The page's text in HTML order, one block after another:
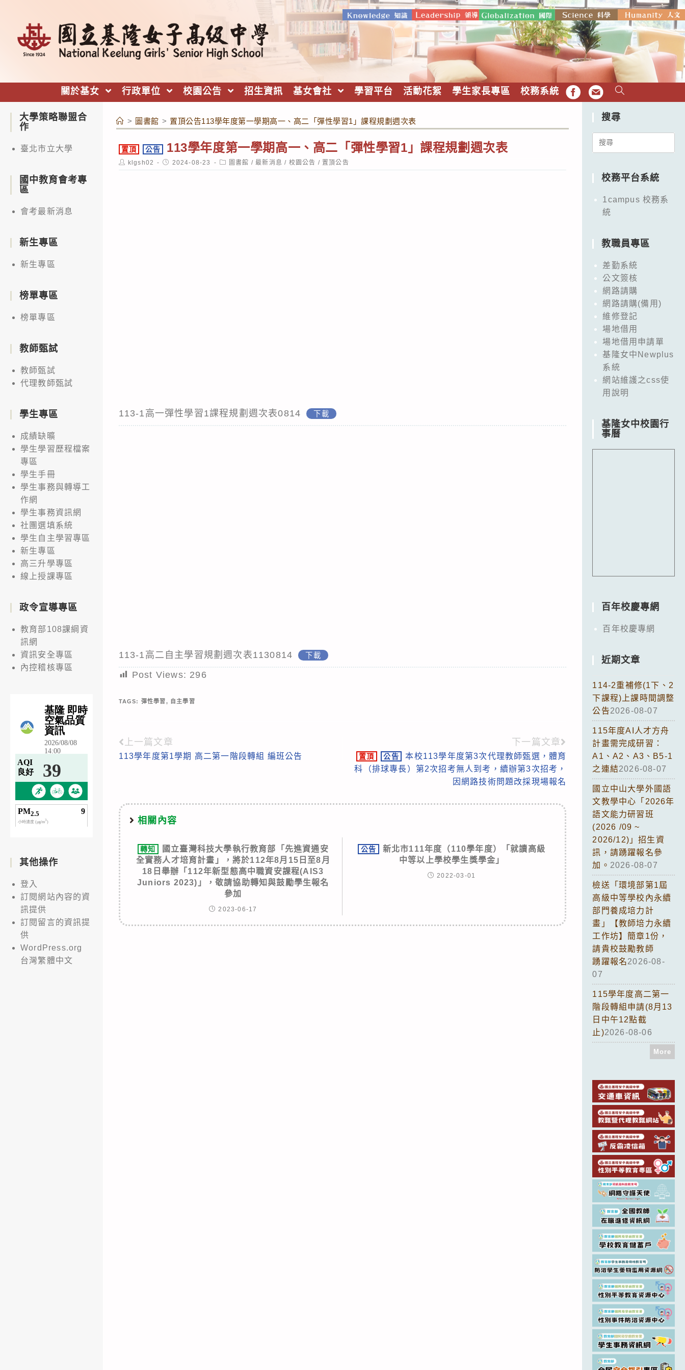
關於基女 行政單位 校園公告 招生資訊 基女會社 學習平台 活動花絮 學生家長專區 校務系統 FB EMAIL
> 圖書館 > 置頂公告113學年度第一學期高一、高二「彈性學習1」課程規劃週次表
置頂 公告 113學年度第一學期高一、高二「彈性學習1」課程規劃週次表
Post
author:
klgsh02
Post
published:
2024-08-23
Post
category:
圖書館 / 最新消息 / 校園公告 / 置頂公告
113-1高一彈性學習1課程規劃週次表0814 下載
113-1高二自主學習規劃週次表1130814 下載
Post Views: 296
TAGS: 彈性學習, 自主學習
Read
more
上一篇文章
113學年度第1學期 高二第一階段轉組 編班公告
下一篇文章
置頂 公告
本校113學年度第3次代理教師甄選，體育
科（排球專長）第2次招考無人到考，續辦第3次招考，
因網路技術問題改採現場報名
相關內容
轉知
國立臺灣科技大學執行教育部「先進資通安
全實務人才培育計畫」，將於112年8月15日至8月
18日舉辦「112年新型態高中職資安課程(AIS3
Juniors 2023)」，敬請協助轉知與鼓勵學生報名
參加
2023-06-17
公告
新北市111年度（110學年度）「就讀高級
中等以上學校學生獎學金」
2022-03-01
大學策略聯盟合
作
臺北市立大學
國中教育會考專
區
會考最新消息
新生專區
新生專區
榜單專區
榜單專區
教師甄試
教師甄試
代理教師甄試
學生專區
成績缺曠
學生學習歷程檔案
專區
學生手冊
學生事務與轉導工
作網
學生事務資訊網
社團選填系統
學生自主學習專區
新生專區
高三升學專區
線上授課專區
政令宣導專區
教育部108課綱資
訊網
資訊安全專區
內控稽核專區
其他操作
登入
訂閱網站內容的資
訊提供
訂閱留言的資訊提
供
WordPress.org
台灣繁體中文
搜尋
Search
校務平台系統
1campus 校務系
統
教職員專區
差勤系統
公文簽核
網路請購
網路請購(備用)
維修登記
場地借用
場地借用申請單
基隆女中Newplus
系統
網站維護之css使
用說明
基隆女中校園行
事曆
百年校慶專網
百年校慶專網
近期文章
114-2重補修(1下、2
下課程)上課時間調整
公告2026-08-07
115年度AI人才方舟
計畫需完成研習：
A1、A2、A3、B5-1
之連結2026-08-07
國立中山大學外國語
文教學中心「2026年
語文能力研習班
(2026 /09 ~
2026/12)」招生資
訊，請踴躍報名參
加。 2026-08-07
檢送「環境部第1屆
高級中等學校內永續
部門養成培力計
畫」【教師培力永續
工作坊】簡章1份，
請貴校鼓勵教師
踴躍報名2026-08-
07
115學年度高二第一
階段轉組申請(8月13
日中午12點截
止)2026-08-06
More